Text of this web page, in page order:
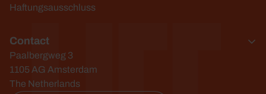
Haftungsausschluss
Contact
Paalbergweg 3
1105 AG Amsterdam
The Netherlands